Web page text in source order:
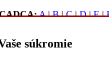
A|B|C|D|E|
Iná lokalita
súkromie